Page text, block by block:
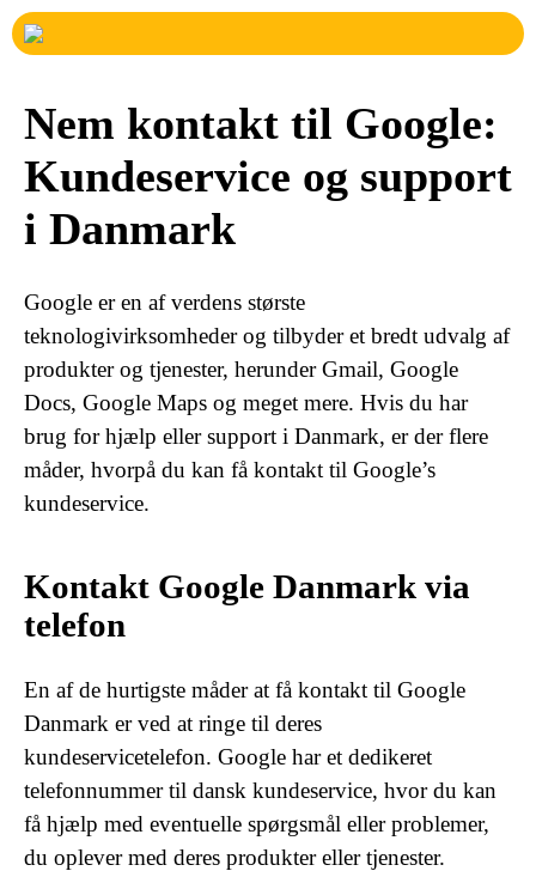
Nem kontakt til Google:
Kundeservice og support
i Danmark
Google er en af verdens største
teknologivirksomheder og tilbyder et bredt udvalg af
produkter og tjenester, herunder Gmail, Google
Docs, Google Maps og meget mere. Hvis du har
brug for hjælp eller support i Danmark, er der flere
måder, hvorpå du kan få kontakt til Google’s
kundeservice.
Kontakt Google Danmark via
telefon
En af de hurtigste måder at få kontakt til Google
Danmark er ved at ringe til deres
kundeservicetelefon. Google har et dedikeret
telefonnummer til dansk kundeservice, hvor du kan
få hjælp med eventuelle spørgsmål eller problemer,
du oplever med deres produkter eller tjenester.